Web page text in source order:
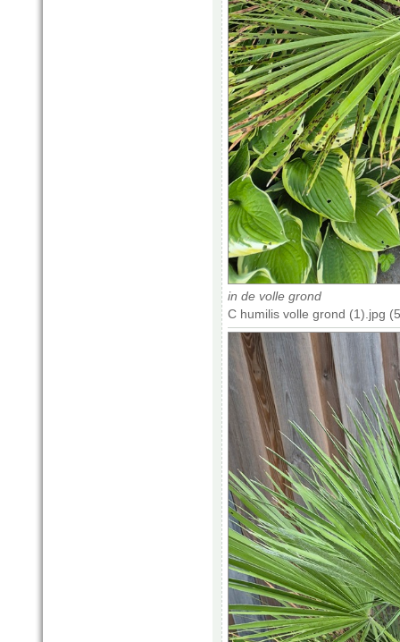
in de volle grond
C humilis volle grond (1).jpg